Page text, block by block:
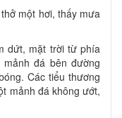
một hơi, thấy mưa
dứt, mặt trời từ phía
đá bên đường
Các tiểu thương
mảnh đá không ướt,